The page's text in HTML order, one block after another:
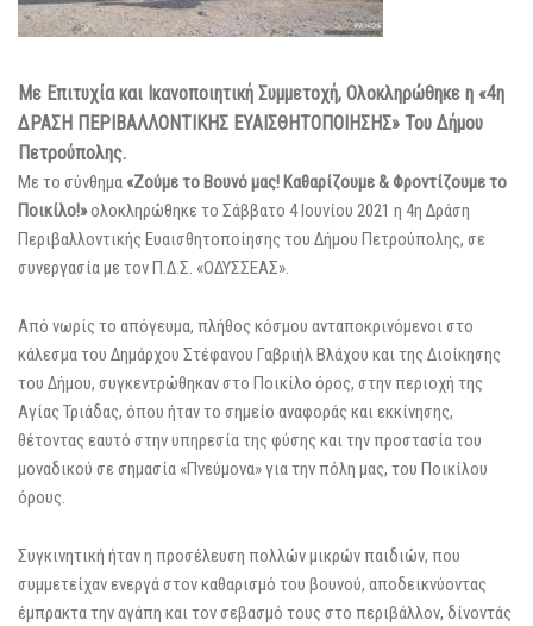
Με Επιτυχία και Ικανοποιητική Συμμετοχή, Ολοκληρώθηκε η «4η
ΔΡΑΣΗ ΠΕΡΙΒΑΛΛΟΝΤΙΚΗΣ ΕΥΑΙΣΘΗΤΟΠΟΙΗΣΗΣ» Του Δήμου
Πετρούπολης.
Με το σύνθημα«Ζούμε το Βουνό μας! Καθαρίζουμε & Φροντίζουμε το
Ποικίλο!»ολοκληρώθηκε το Σάββατο 4 Ιουνίου 2021 η 4η Δράση
Περιβαλλοντικής Ευαισθητοποίησης του Δήμου Πετρούπολης, σε
συνεργασία με τον Π.Δ.Σ. «ΟΔΥΣΣΕΑΣ».
Από νωρίς το απόγευμα, πλήθος κόσμου ανταποκρινόμενοι στο
κάλεσμα του Δημάρχου Στέφανου Γαβριήλ Βλάχου και της Διοίκησης
του Δήμου, συγκεντρώθηκαν στο Ποικίλο όρος, στην περιοχή της
Αγίας Τριάδας, όπου ήταν το σημείο αναφοράς και εκκίνησης,
θέτοντας εαυτό στην υπηρεσία της φύσης και την προστασία του
μοναδικού σε σημασία «Πνεύμονα» για την πόλη μας, του Ποικίλου
όρους.
Συγκινητική ήταν η προσέλευση πολλών μικρών παιδιών, που
συμμετείχαν ενεργά στον καθαρισμό του βουνού, αποδεικνύοντας
έμπρακτα την αγάπη και τον σεβασμό τους στο περιβάλλον, δίνοντάς